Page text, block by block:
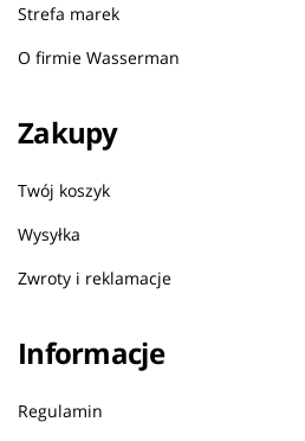
Strefa marek
O firmie Wasserman
Zakupy
Twój koszyk
Wysyłka
Zwroty i reklamacje
Informacje
Regulamin